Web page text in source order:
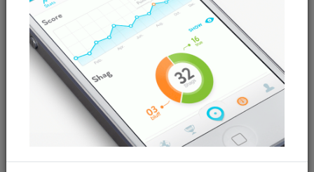
قابلیت جدید چت جی‌پی‌تی
قاشق برقی که زبان شما را فریب می‌دهد
قابلیت‌های هدست ویژن پرو اپل
مقاله بهترین لپ‌تاپ‌های گیمینگ موجود در بازار
واکنش منفی کاربران به سیاست های جدید موزیلا
متا کارمندان افشاگر را اخراج می‌کند
استراتژی رشد
پایان راه اسکایپ